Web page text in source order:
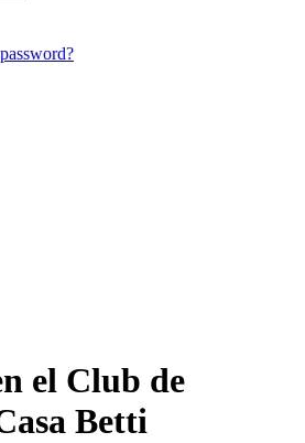
el Club de
Betti